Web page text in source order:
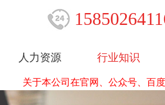
人力资源 行业知识
关于本公司在官网、公众号、百度或